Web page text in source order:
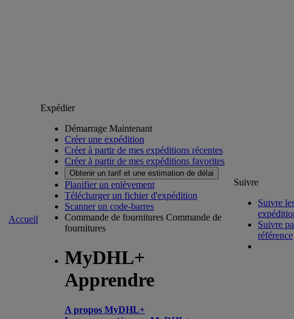
Accueil
Expédier
Démarrage Maintenant
Créer une expédition
Créer à partir de mes expéditions récentes
Créer à partir de mes expéditions favorites
Obtenir un tarif et une estimation de délai
Planifier un enlèvement
Télécharger un fichier d'expédition
Scanner un code-barres
Commande de fournitures Commande de
fournitures
MyDHL+
Apprendre
A propos MyDHL+
Suivre
Suivre
Suivre
référence